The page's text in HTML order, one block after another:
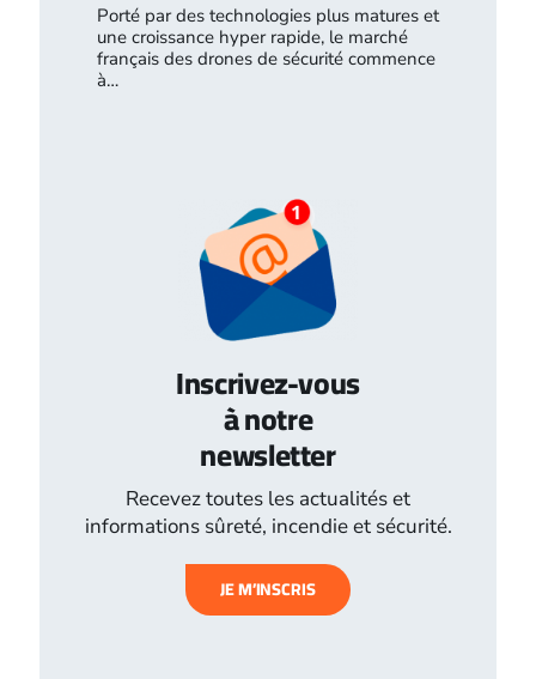
Porté par des technologies plus matures et
une croissance hyper rapide, le marché
français des drones de sécurité commence
à…
Inscrivez-vous
à notre
newsletter
Recevez toutes les actualités et
informations sûreté, incendie et sécurité.
JE M’INSCRIS